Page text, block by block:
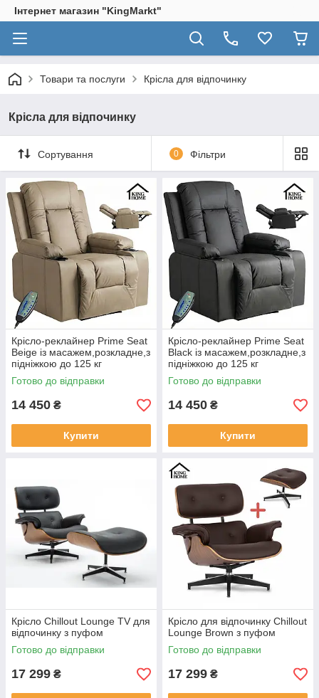
Інтернет магазин "KingМarkt"
Товари та послуги Крісла для відпочинку
Крісла для відпочинку
Сортування 0 Фільтри
Крісло-реклайнер Prime Seat
Beige із масажем,розкладне,з
підніжкою до 125 кг
Готово до відправки
14 450 ₴
Купити
Крісло-реклайнер Prime Seat
Black із масажем,розкладне,з
підніжкою до 125 кг
Готово до відправки
14 450 ₴
Купити
Крісло Chillout Lounge TV для
відпочинку з пуфом
Готово до відправки
17 299 ₴
Крісло для відпочинку Chillout
Lounge Brown з пуфом
Готово до відправки
17 299 ₴